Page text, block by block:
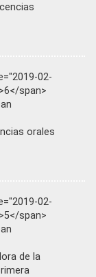
02-
span>
orales
02-
span>
de la